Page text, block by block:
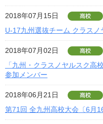
2018年07月15日
U-17九州選抜チーム クラスノ
2018年07月02日
「九州・クラスノヤルスク高
参加メンバー
2018年06月21日
第71回 全九州高校大会〔6月